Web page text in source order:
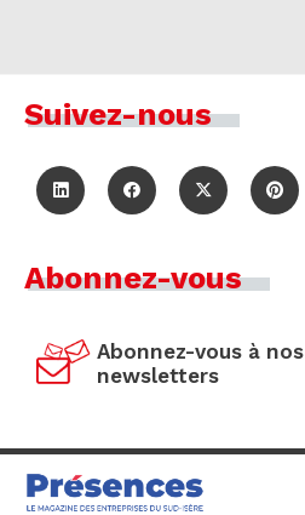
Suivez-nous
Abonnez-vous
Abonnez-vous à nos
newsletters